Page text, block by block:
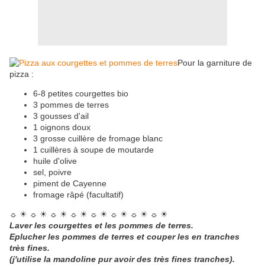
Pour la garniture de
pizza :
6-8 petites courgettes bio
3 pommes de terres
3 gousses d'ail
1 oignons doux
3 grosse cuillère de fromage blanc
1 cuillères à soupe de moutarde
huile d'olive
sel, poivre
piment de Cayenne
fromage râpé (facultatif)
☼ ☀ ☼ ☀ ☼ ☀ ☼ ☀ ☼ ☀ ☼ ☀ ☼ ☀ ☼ ☀
Laver les courgettes et les pommes de terres.
Eplucher les pommes de terres et couper les en tranches
très fines.
(j'utilise la mandoline pur avoir des très fines tranches).